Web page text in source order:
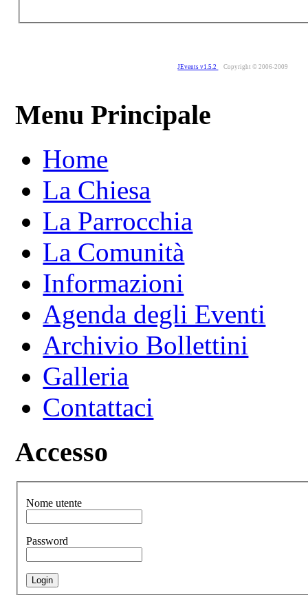
JEvents v1.5.2 Copyright © 2006-2009
Menu Principale
Home
La Chiesa
La Parrocchia
La Comunità
Informazioni
Agenda degli Eventi
Archivio Bollettini
Galleria
Contattaci
Accesso
Nome utente
Password